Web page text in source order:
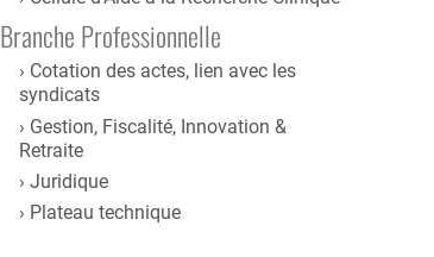
Branche Professionnelle
Cotation des actes, lien avec les
syndicats
Gestion, Fiscalité, Innovation &
Retraite
Juridique
Plateau technique